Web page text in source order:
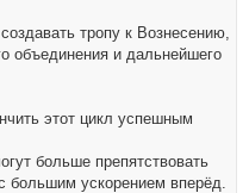
тропу к Вознесению,
объединения и дальнейшего
этот цикл успешным
больше препятствовать
большим ускорением вперёд.